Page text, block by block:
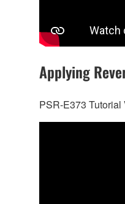
Applying
PSR-E373 Tutorial